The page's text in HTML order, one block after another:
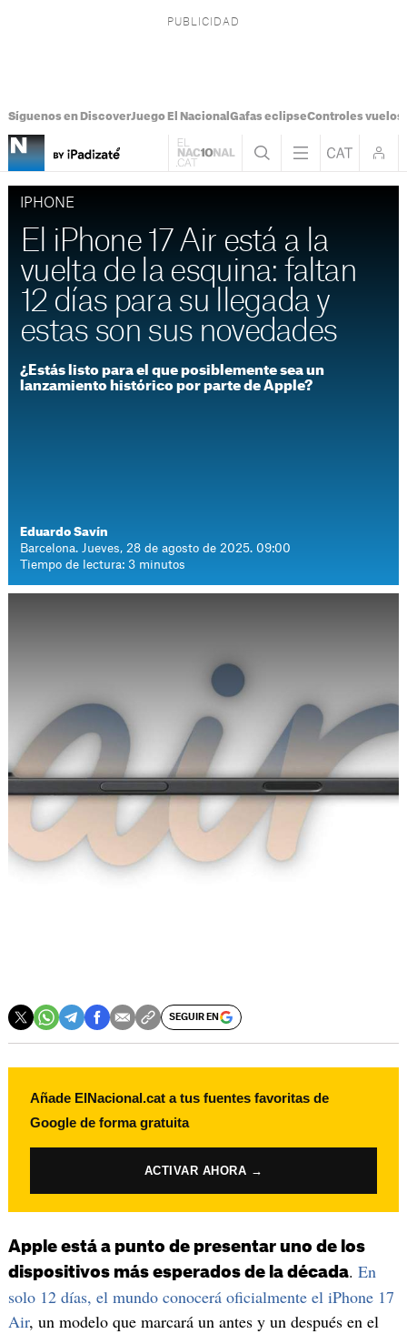
Síguenos en DiscoverJuego El Nacional Gafas eclipseControles vuelos
IPHONE
El iPhone 17 Air está a la
vuelta de la esquina: faltan
12 días para su llegada y
estas son sus novedades
¿Estás listo para el que posiblemente sea un
lanzamiento histórico por parte de Apple?
Eduardo Savín
Barcelona. Jueves, 28 de agosto de 2025. 09:00
Tiempo de lectura: 3 minutos
SEGUIR EN
Añade ElNacional.cat a tus fuentes favoritas de
Google de forma gratuita
ACTIVAR AHORA →
Apple está a punto de presentar uno de los
dispositivos más esperados de la década. En
solo 12 días, el mundo conocerá oficialmente el iPhone 17
Air, un modelo que marcará un antes y un después en el